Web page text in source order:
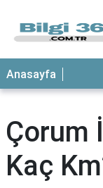
ANASAYFA
Anasayfa
Çorum
Kaç